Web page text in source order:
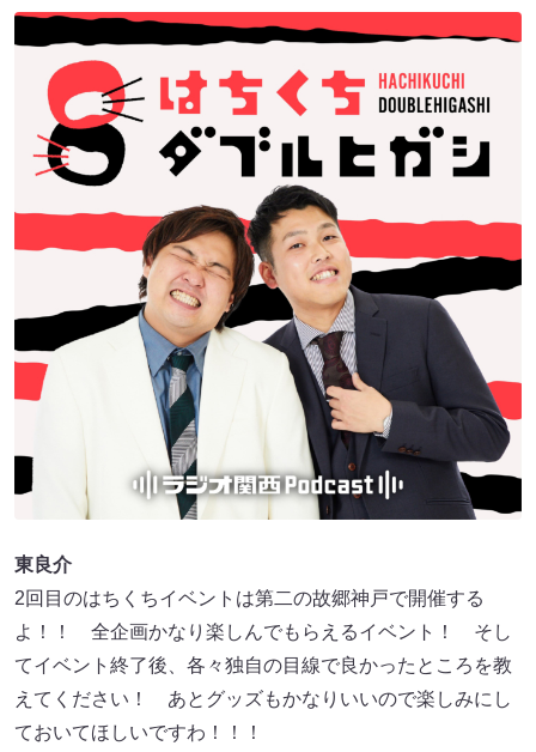
東良介
2回目のはちくちイベントは第二の故郷神戸で開催する
よ！！ 全企画かなり楽しんでもらえるイベント！ そし
てイベント終了後、各々独自の目線で良かったところを教
えてください！ あとグッズもかなりいいので楽しみにし
ておいてほしいですわ！！！